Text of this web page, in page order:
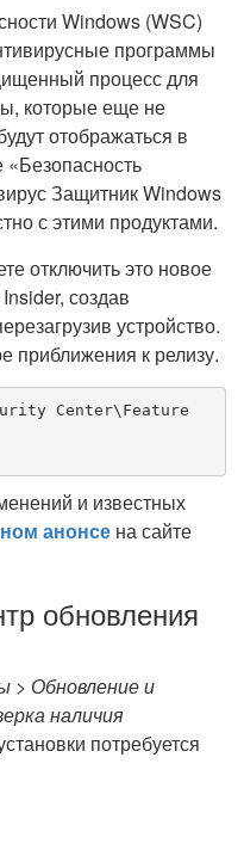
Windows (WSC)
программы
процесс для
которые еще не
отображаться в
«Безопасность
Защитник Windows
с этими продуктами.
отключить это новое
создав
устройство.
приближения к релизу.
Center\Feature
и известных
анонсе на сайте
обновления
> Обновление и
наличия
потребуется